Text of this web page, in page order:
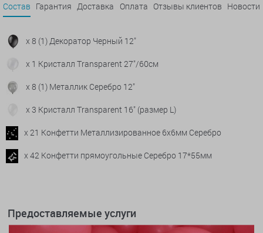
Состав Гарантия Доставка Оплата Отзывы клиентов Новости
x 8 (1) Декоратор Черный 12"
x 1 Кристалл Transparent 27"/60см
x 8 (1) Металлик Серебро 12"
x 3 Кристалл Transparent 16" (размер L)
x 21 Конфетти Металлизированное 6х6мм Серебро
x 42 Конфетти прямоугольные Серебро 17*55мм
Предоставляемые услуги